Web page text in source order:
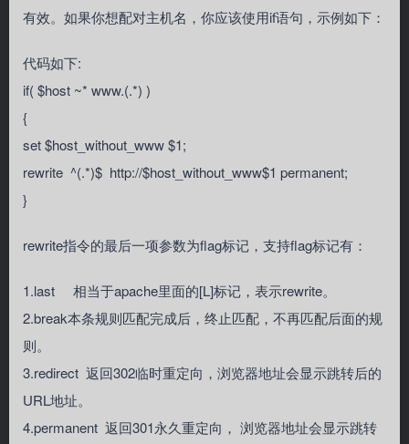
有效。如果你想配对主机名，你应该使用if语句，示例如下：
代码如下:
if( $host ~* www.(.*) )
{
set $host_without_www $1;
rewrite ^(.*)$ http://$host_without_www$1 permanent;
}
rewrite指令的最后一项参数为flag标记，支持flag标记有：
1.last 相当于apache里面的[L]标记，表示rewrite。
2.break本条规则匹配完成后，终止匹配，不再匹配后面的规
则。
3.redirect 返回302临时重定向，浏览器地址会显示跳转后的
URL地址。
4.permanent 返回301永久重定向， 浏览器地址会显示跳转